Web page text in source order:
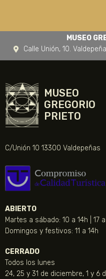
MUSEO
Calle Unión, 10.
MUSEO
GREGORIO
PRIETO
C/Unión 10 13300 Valdepeñas
ABIERTO
Martes a sábado: 10 a 14h | 17
Domingos y festivos: 11 a 14h
CERRADO
Todos los lunes
24, 25 y 31 de diciembre, 1 y 6